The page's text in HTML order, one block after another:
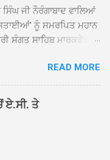
ਸਿੰਘ ਜੀ ਨੌਰੰਗਾਬਾਦ ਵਾਲਿਆਂ
ਨੂੰ ਸਮਰਪਿਤ ਮਹਾਨ
ਸੰਗਤ ਸਾਹਿਬ ਮਾਰਕਫੈੱਡ
ਦੀ ਅਗਵਾਈ ਵਿੱਚ
ਕੇ ਪਿੰਡ ਭਗਤਪੁਰ,
ਕੁੱਲੀਆਂ, ਰੱਤਾ ਨੌ
ਦਰੀਏਵਾਲ,
READ MORE
ਏ.ਸੀ. ਤੇ